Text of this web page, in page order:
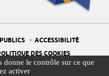
donne le contrôle sur ce que
activer
- ACCESSIBILITÉ
DES COOKIES
DES DONNÉES - PLAN DU SITE